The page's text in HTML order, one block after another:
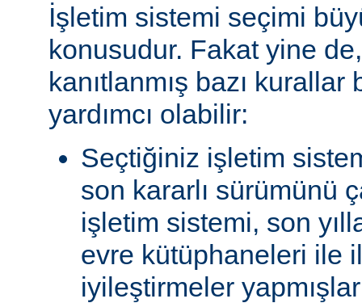
İşletim sistemi seçimi
konusudur. Fakat yine de,
kanıtlanmış bazı
yardımcı olabilir:
Seçtiğiniz işletim
son kararlı sürümünü
işletim sistemi, son
evre kütüphaneleri ile
iyileştirmeler